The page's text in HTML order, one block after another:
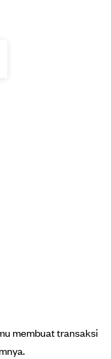
membuat transaksi